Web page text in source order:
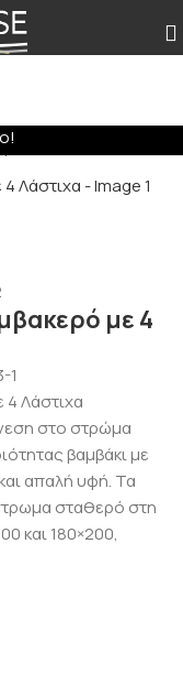
με 4
1
Λάστιχα
στο στρώμα
βαμβάκι με
απαλή υφή. Τα
σταθερό στη
και 180×200,